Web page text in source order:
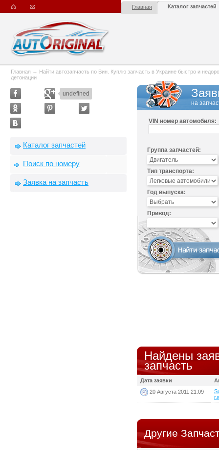
Главная Каталог запчастей
Главная → Найти автозапчасть по Вин. Куплю запчасть в Украине быстро и
детонации
undefined
Каталог запчастей
Поиск по номеру
Заявка на запчасть
на
VIN номер автомобиля:
Группа запчастей:
Тип транспорта:
Год выпуска:
Привод:
Найдены
запчасть
Дата заявки
20 Августа 2011 21:09
Другие